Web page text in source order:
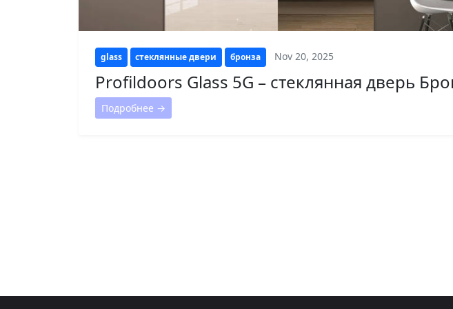
glass стеклянные двери бронза Nov 20, 2025
Profildoors Glass 5G – стеклянная дверь
Подробнее →